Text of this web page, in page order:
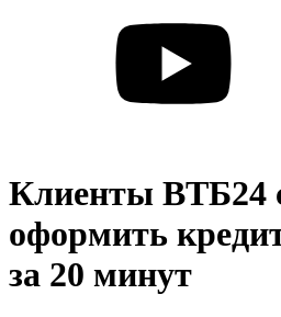
Клиенты ВТБ24
оформить
за 20 минут